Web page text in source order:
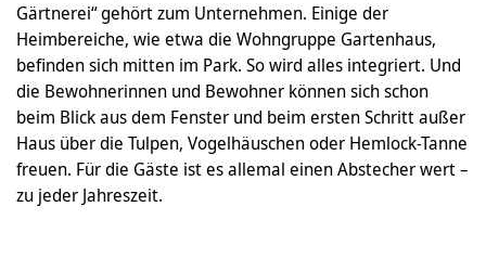
Gärtnerei“ gehört zum Unternehmen. Einige der
Heimbereiche, wie etwa die Wohngruppe Gartenhaus,
befinden sich mitten im Park. So wird alles integriert. Und
die Bewohnerinnen und Bewohner können sich schon
beim Blick aus dem Fenster und beim ersten Schritt außer
Haus über die Tulpen, Vogelhäuschen oder Hemlock-Tanne
freuen. Für die Gäste ist es allemal einen Abstecher wert –
zu jeder Jahreszeit.